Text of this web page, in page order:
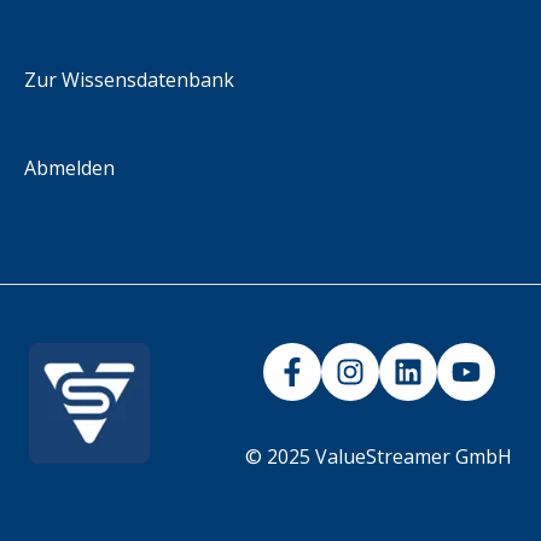
Zur Wissensdatenbank
Abmelden
© 2025 ValueStreamer GmbH